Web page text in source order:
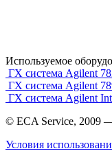
Используемое
ГХ система Agilent
ГХ система Agilent
ГХ система Agilent
© ECA Service, 2009
Условия